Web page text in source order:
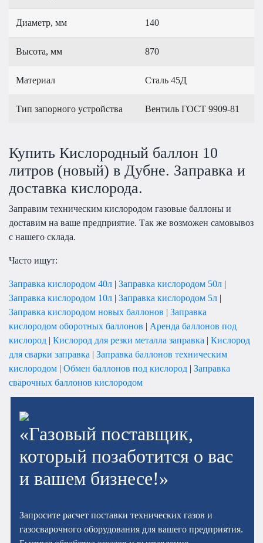
Диаметр, мм 140
Высота, мм 870
Материал Сталь 45Д
Тип запорного устройства Вентиль ГОСТ 9909-81
Купить Кислородный баллон 10
литров (новый) в Дубне. Заправка и
доставка кислорода.
Заправим техническим кислородом газовые баллоны и
доставим на ваше предприятие. Так же возможен самовывоз
с нашего склада.
Часто ищут:
Заправка кислородом 40л | Заправка кислородом 50л |
Заправка кислородом 10л | Заправка кислородом 5л |
Заправка кислородом новых баллонов | Заправка
кислородом оборотных баллонов | Аренда баллонов под
кислород | Кислород для резки металла заправка | Кислород
для сварки заправка | Заправка баллонов техническим
кислородом | Обмен баллонов под кислород | Заправка
сварочных баллонов кислородом
«Газовый поставщик,
который позаботится о вас
и вашем бизнесе!»
Запросите расчет поставки технических газов и
газосварочного оборудования для вашего предприятия.